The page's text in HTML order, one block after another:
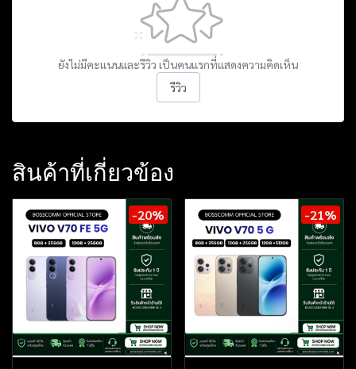
ยังไม่มีคะแนนและรีวิว เป็นคนแรกที่แสดงความคิดเห็น
รีวิว
สินค้าที่เกี่ยวข้อง
-20% -21%